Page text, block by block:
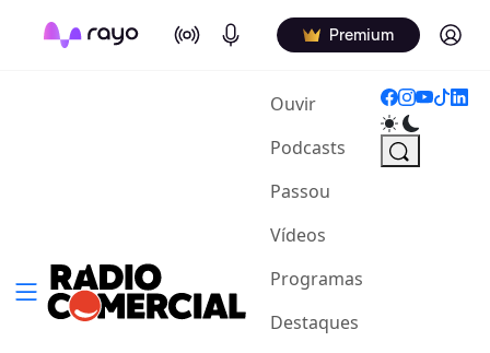
On Air Podcasts Premium Log in
Ouvir(current)
Podcasts
Passou
Vídeos
Programas
Destaques